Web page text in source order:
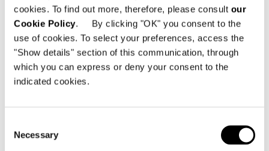
cookies. To find out more, therefore, please consult our
Cookie Policy. By clicking "OK" you consent to the
use of cookies. To select your preferences, access the
"Show details" section of this communication, through
which you can express or deny your consent to the
indicated cookies.
Selection
Necessary